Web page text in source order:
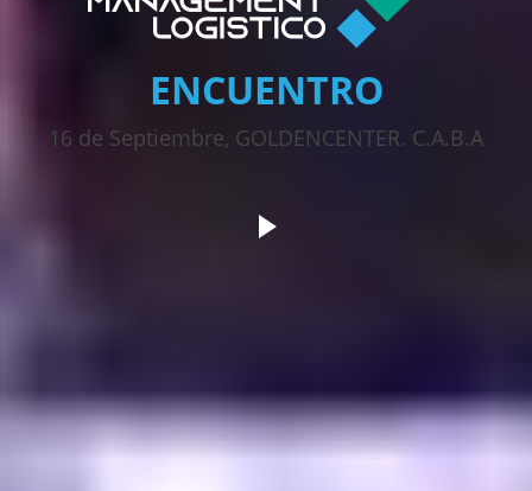
ENCUENTRO
16 de Septiembre, GOLDENCENTER. C.A.B.A